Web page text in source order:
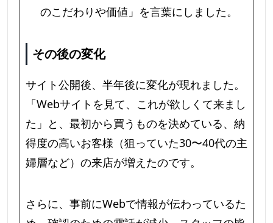
のこだわりや価値」を言葉にしました。
その後の変化
サイト公開後、半年後に変化が現れました。
「Webサイトを見て、これが欲しくて来まし
た」と、最初から買うものを決めている、納
得度の高いお客様（狙っていた30〜40代の主
婦層など）の来店が増えたのです。
さらに、事前にWebで情報が伝わっているた